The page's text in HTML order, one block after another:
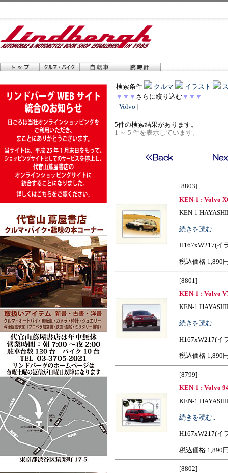
検索条件 クルマ イラスト
▼▼▼ さらに絞り込む ▼▼▼
| Volvo |
5件の検索結果があります。
1 ～ 5 件を表示しています。
[8803]
KEN-1 : Volvo
KEN-1
続きを読む..
H167xW217(イ
税込価格 1,890
[8801]
KEN-1 : Volvo
KEN-1
続きを読む..
H167xW217(イ
税込価格 1,890
[8799]
KEN-1 : Volvo
KEN-1
続きを読む..
H167xW217(イ
税込価格 1,890
[8802]